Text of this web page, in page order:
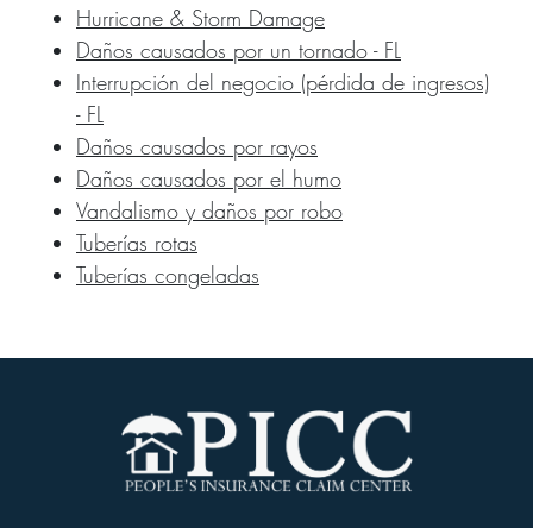
Hurricane & Storm Damage
Daños causados por un tornado - FL
Interrupción del negocio (pérdida de ingresos)
- FL
Daños causados por rayos
Daños causados por el humo
Vandalismo y daños por robo
Tuberías rotas
Tuberías congeladas